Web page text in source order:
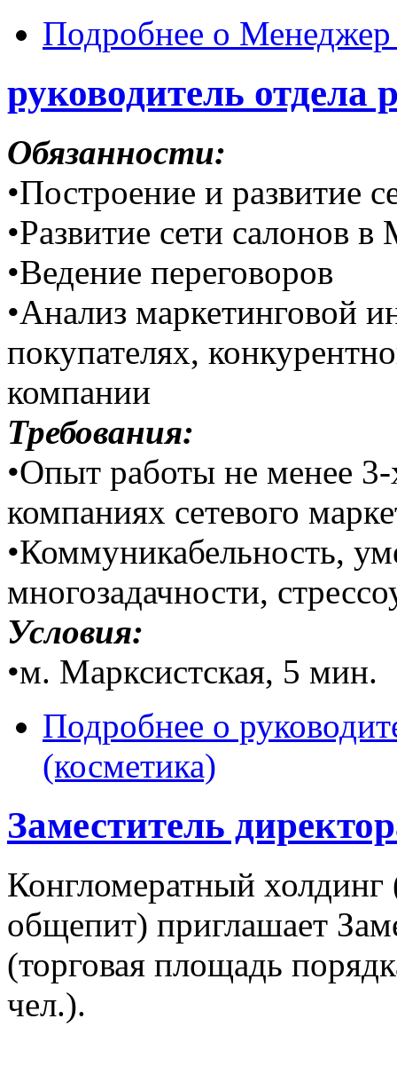
Подробнее о
руководитель отдела
Обязанности:
•Построение и развитие
•Развитие сети салонов
•Ведение переговоров
•Анализ маркетинговой
покупателях,
компании
Требования:
•Опыт работы не менее
компаниях сетевого
•Коммуникабельность,
многозадачности,
Условия:
•м. Марксистская, 5 мин.
Подробнее о
(косметика)
Заместитель
Конгломератный холдинг
общепит) приглашает
(торговая площадь
чел.).